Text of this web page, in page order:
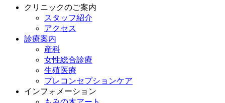
クリニックのご案内
スタッフ紹介
アクセス
診療案内
産科
女性総合診療
生殖医療
プレコンセプションケア
インフォメーション